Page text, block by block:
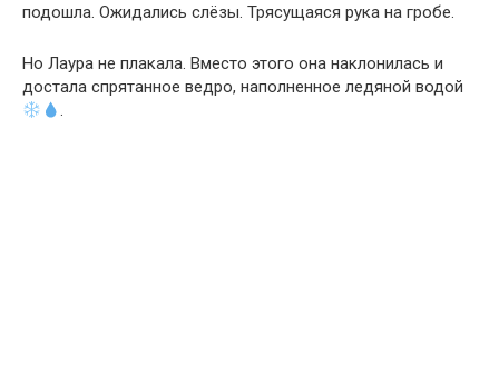
подошла. Ожидались слёзы. Трясущаяся рука на гробе.
Но Лаура не плакала. Вместо этого она наклонилась и
достала спрятанное ведро, наполненное ледяной водой
.